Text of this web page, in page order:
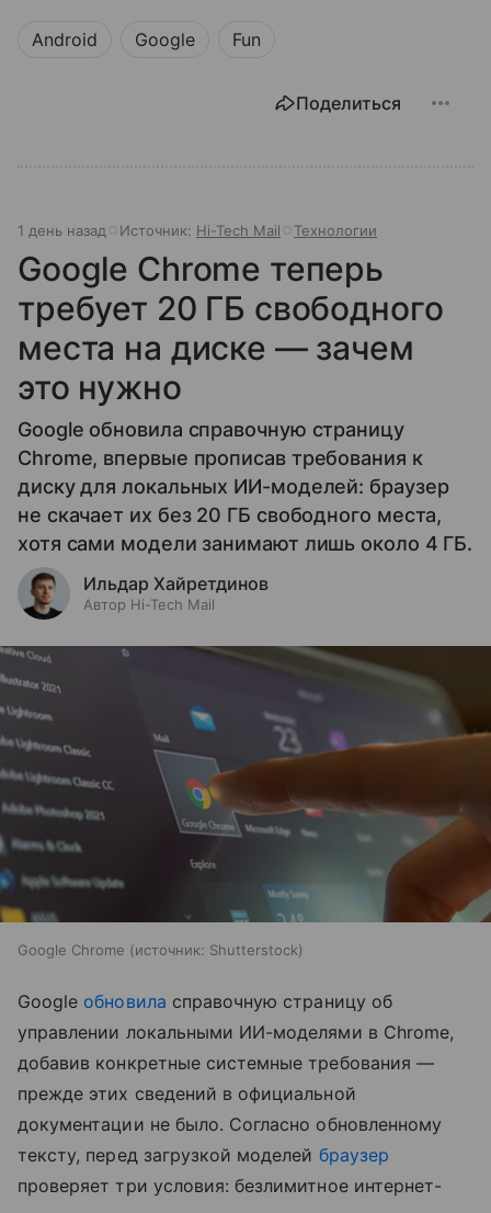
Android Google Fun
Поделиться
1 день назад Источник: Hi-Tech Mail Технологии
Google Chrome теперь
требует 20 ГБ свободного
места на диске — зачем
это нужно
Google обновила справочную страницу
Chrome, впервые прописав требования к
диску для локальных ИИ-моделей: браузер
не скачает их без 20 ГБ свободного места,
хотя сами модели занимают лишь около 4 ГБ.
Ильдар Хайретдинов
Автор Hi-Tech Mail
Google Chrome источник: Shutterstock
Google обновила справочную страницу об
управлении локальными ИИ-моделями в Chrome,
добавив конкретные системные требования —
прежде этих сведений в официальной
документации не было. Согласно обновленному
тексту, перед загрузкой моделей браузер
проверяет три условия: безлимитное интернет-